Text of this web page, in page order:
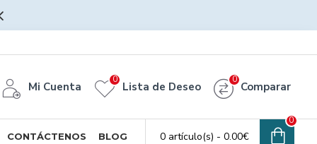
Mi Cuenta Lista de Deseo
0
Comparar
0
CONTÁCTENOS BLOG 0 artículo(s) - 0.00€
0